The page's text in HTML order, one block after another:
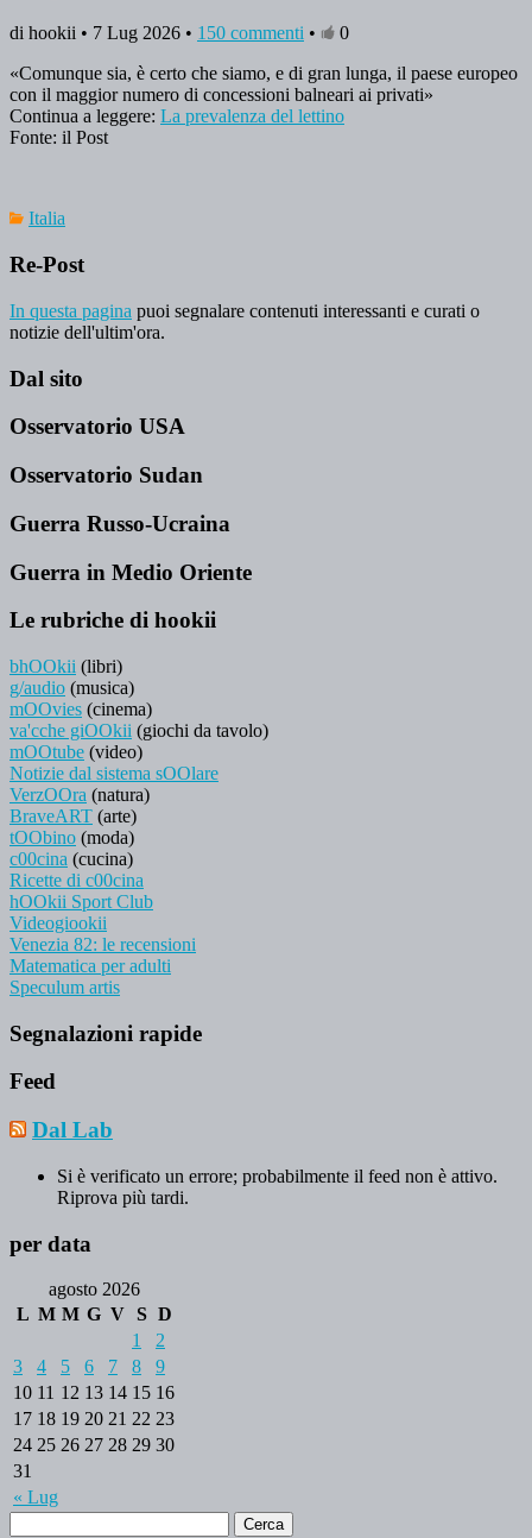
di hookii • 7 Lug 2026 • 150 commenti •
0
«Comunque sia, è certo che siamo, e di gran lunga, il paese europeo
con il maggior numero di concessioni balneari ai privati»
Continua a leggere: La prevalenza del lettino
Fonte: il Post
Italia
Re-Post
In questa pagina puoi segnalare contenuti interessanti e curati o
notizie dell'ultim'ora.
Dal sito
Osservatorio USA
Osservatorio Sudan
Guerra Russo-Ucraina
Guerra in Medio Oriente
Le rubriche di hookii
bhOOkii (libri)
g/audio (musica)
mOOvies (cinema)
va'cche giOOkii (giochi da tavolo)
mOOtube (video)
Notizie dal sistema sOOlare
VerzOOra (natura)
BraveART (arte)
tOObino (moda)
c00cina (cucina)
Ricette di c00cina
hOOkii Sport Club
Videogiookii
Venezia 82: le recensioni
Matematica per adulti
Speculum artis
Segnalazioni rapide
Feed
Dal Lab
Si è verificato un errore; probabilmente il feed non è attivo.
Riprova più tardi.
per data
agosto 2026
L M M G V S D
« Lug
1
2
3
4 5 6 7 8
9
10 11 12 13 14 15 16
17 18 19 20 21 22 23
24 25 26 27 28 29 30
31